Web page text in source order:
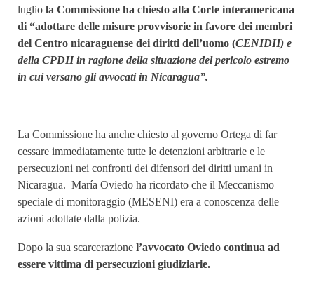
luglio la Commissione ha chiesto alla Corte interamericana
di “adottare delle misure provvisorie in favore dei membri
del Centro nicaraguense dei diritti dell’uomo (CENIDH) e
della CPDH in ragione della situazione del pericolo estremo
in cui versano gli avvocati in Nicaragua”.
La Commissione ha anche chiesto al governo Ortega di far
cessare immediatamente tutte le detenzioni arbitrarie e le
persecuzioni nei confronti dei difensori dei diritti umani in
Nicaragua. María Oviedo ha ricordato che il Meccanismo
speciale di monitoraggio (MESENI) era a conoscenza delle
azioni adottate dalla polizia.
Dopo la sua scarcerazione l’avvocato Oviedo continua ad
essere vittima di persecuzioni giudiziarie.